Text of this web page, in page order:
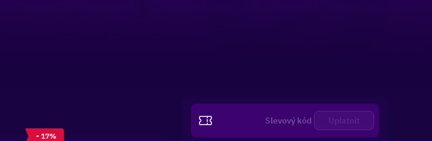
- 17%
Uplatnit